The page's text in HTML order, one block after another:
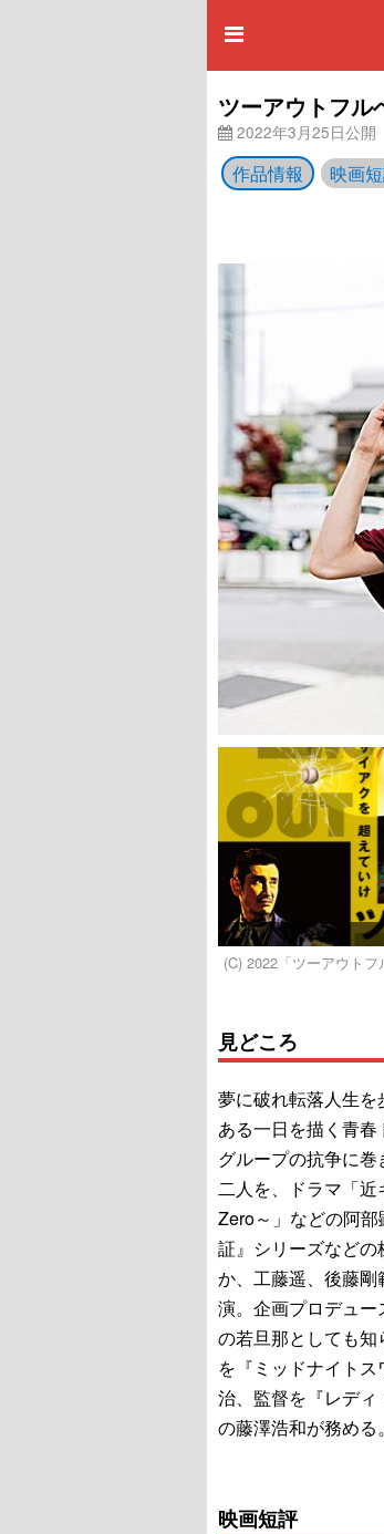
ツーアウトフル
2022年3月25日公開
作品情報 映画
(C) 2022「ツーアウト
見どころ
夢に破れ転落人生
ある一日を描く青
グループの抗争に
二人を、ドラマ「
Zero～」などの阿
証』シリーズなど
か、工藤遥、後藤
演。企画プロデュー
の若旦那としても
を『ミッドナイト
治、監督を『レデ
の藤澤浩和が務める。
映画短評